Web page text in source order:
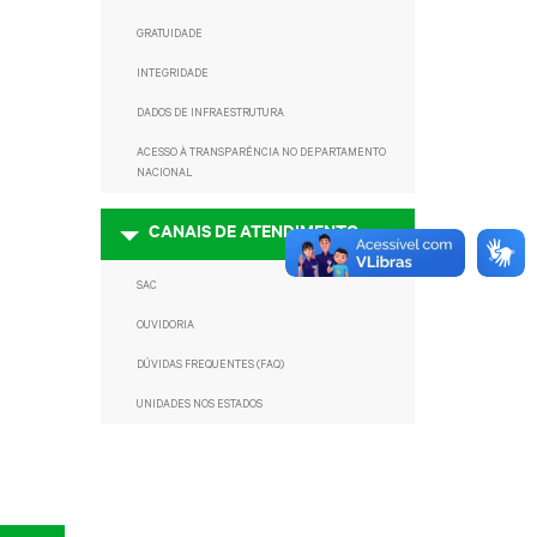
GRATUIDADE
INTEGRIDADE
DADOS DE INFRAESTRUTURA
ACESSO À TRANSPARÊNCIA NO DEPARTAMENTO
NACIONAL
CANAIS DE ATENDIMENTO
SAC
OUVIDORIA
DÚVIDAS FREQUENTES (FAQ)
UNIDADES NOS ESTADOS